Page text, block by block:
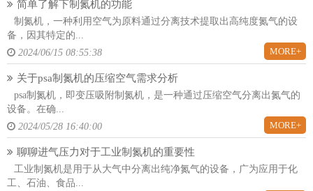
简单了解下制氮机的功能
制氮机，一种利用空气为原料通过分离技术提取出高纯度氮气的设
备，因其特定的...
2024/06/15 08:55:38
MORE+
关于psa制氮机的压缩空气需求分析
psa制氮机，即变压吸附制氮机，是一种通过压缩空气分离出氮气的
设备。在确...
2024/05/28 16:40:00
MORE+
聊聊进气压力对于工业制氮机的重要性
工业制氮机是用于从大气中分离出纯净氮气的设备，广为应用于化
工、石油、食品...